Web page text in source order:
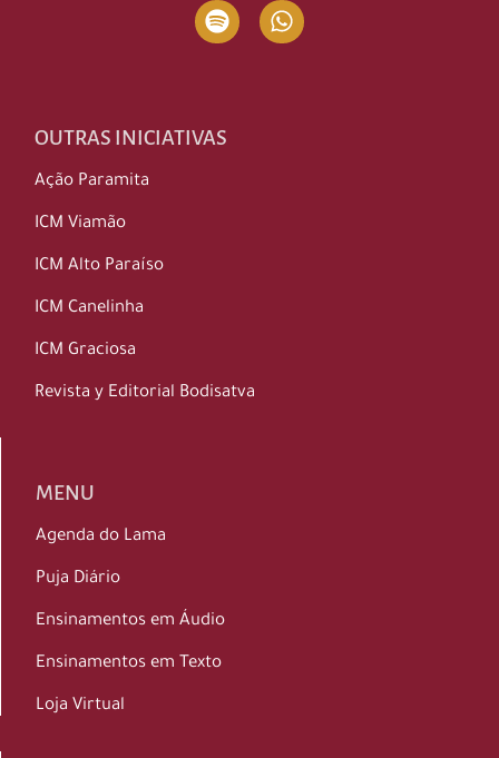
OUTRAS INICIATIVAS
Ação Paramita
ICM Viamão
ICM Alto Paraíso
ICM Canelinha
ICM Graciosa
Revista y Editorial Bodisatva
MENU
Agenda do Lama
Puja Diário
Ensinamentos em Áudio
Ensinamentos em Texto
Loja Virtual